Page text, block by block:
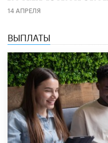
14 АПРЕЛЯ
ВЫПЛАТЫ